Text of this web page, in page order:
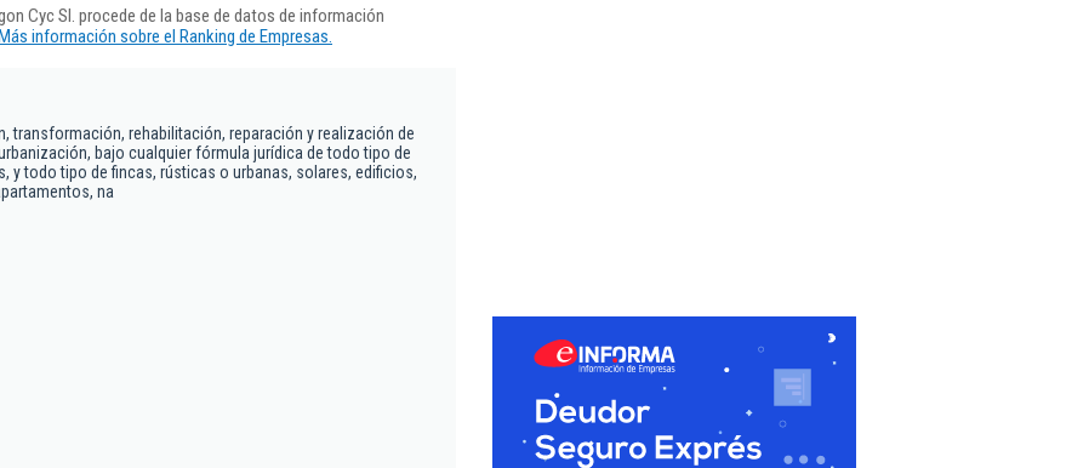
Cyc Sl. procede de la base de datos de información
información sobre el Ranking de Empresas.
transformación, rehabilitación, reparación y realización de
bajo cualquier fórmula jurídica de todo tipo de
y todo tipo de fincas, rústicas o urbanas, solares, edificios,
na